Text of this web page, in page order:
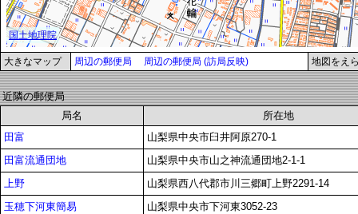
大きなマップ 周辺の郵便局 周辺の郵便局 (訪局反映) 地図をえ
近隣の郵便局
局名
所在地
田富
山梨県中央市臼井阿原270-1
田富流通団地
山梨県中央市山之神流通団地2-1-1
上野
山梨県西八代郡市川三郷町上野2291-14
玉穂下河東簡易
山梨県中央市下河東3052-23